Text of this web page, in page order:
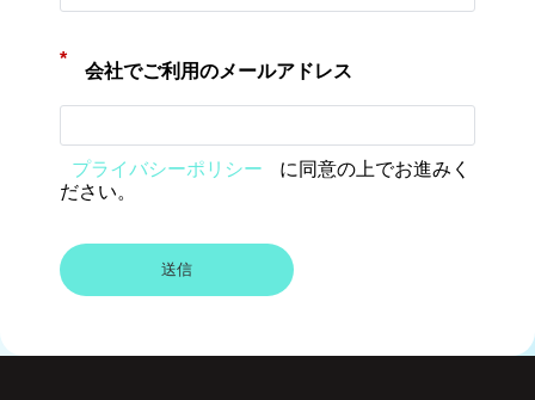
*
会社でご利用のメールアドレス
プライバシーポリシー
に同意の上でお進みく
ださい。
送信